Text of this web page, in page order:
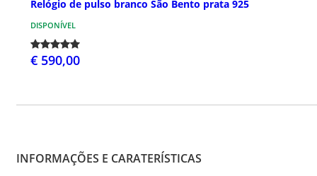
Relógio de pulso branco São Bento prata 925
DISPONÍVEL
€ 590,00
INFORMAÇÕES E CARATERÍSTICAS